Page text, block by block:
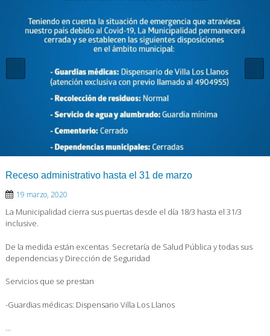
Receso administrativo hasta el 31 de marzo
19 marzo, 2020
La Municipalidad cierra sus puertas desde el día 18/3 hasta el 31/3
inclusive.
De la medida están excentas Secretaría de Salud Pública y todas sus
dependencias y Dirección de Seguridad
Servicios que se prestan
-Guardias médicas: Dispensario Villa Los Llanos
…